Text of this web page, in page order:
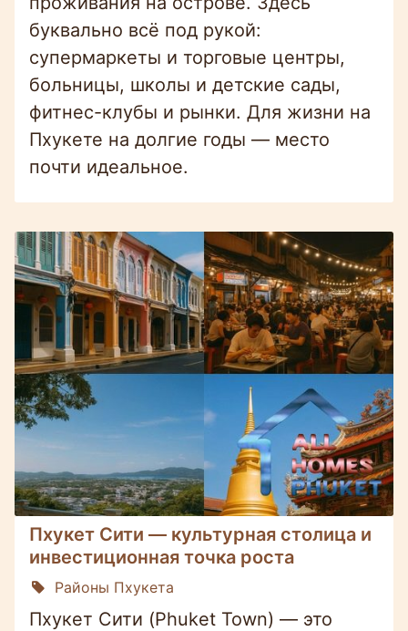
буквально всё под рукой:
супермаркеты и торговые центры,
больницы, школы и детские сады,
фитнес-клубы и рынки. Для жизни на
Пхукете на долгие годы — место
почти идеальное.
Пхукет Сити — культурная столица и
инвестиционная точка роста
Районы Пхукета
Пхукет Сити (Phuket Town) — это